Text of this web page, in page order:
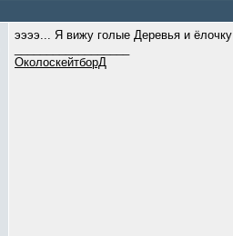
ээээ... Я вижу голые Деревья и
ОколоскейтборД